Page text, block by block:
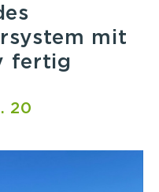
mit
fertig
20